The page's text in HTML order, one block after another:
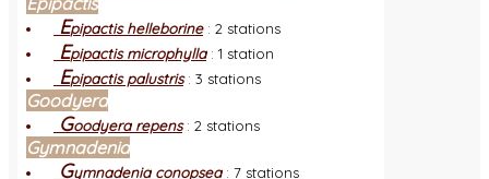
Epipactis helleborine: 2 stations
Epipactis microphylla: 1 station
Epipactis palustris: 3 stations
Goodyera
Goodyera repens: 2 stations
Gymnadenia
Gymnadenia conopsea: 7 stations